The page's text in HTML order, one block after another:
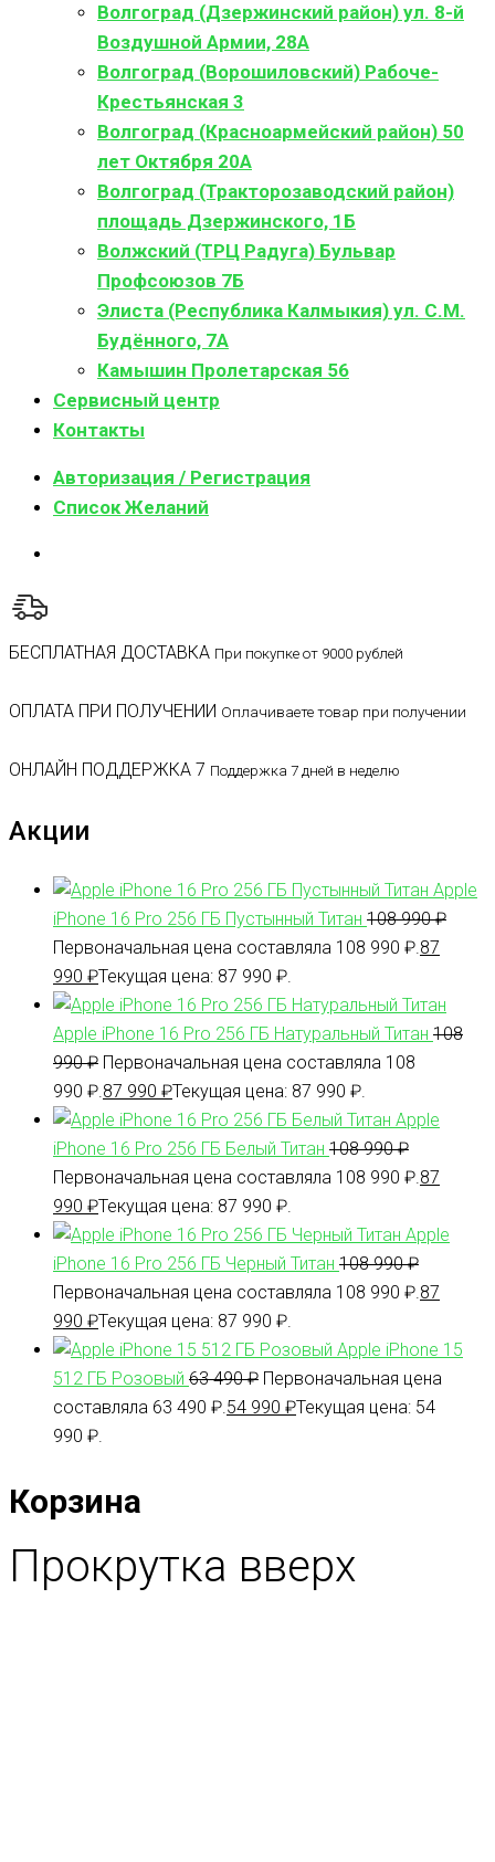
Волгоград (Дзержинский район) ул. 8-й
Воздушной Армии, 28А
Волгоград (Ворошиловский) Рабоче-
Крестьянская 3
Волгоград (Красноармейский район) 50
лет Октября 20А
Волгоград (Тракторозаводский район)
площадь Дзержинского, 1Б
Волжский (ТРЦ Радуга) Бульвар
Профсоюзов 7Б
Элиста (Республика Калмыкия) ул. С.М.
Будённого, 7А
Камышин Пролетарская 56
Сервисный центр
Контакты
Авторизация / Регистрация
Список Желаний
БЕСПЛАТНАЯ ДОСТАВКА При покупке от 9000 рублей
ОПЛАТА ПРИ ПОЛУЧЕНИИ Оплачиваете товар при получении
ОНЛАЙН ПОДДЕРЖКА 7 Поддержка 7 дней в неделю
Акции
Apple
iPhone 16 Pro 256 ГБ Пустынный Титан 108 990₽
Первоначальная цена составляла 108 990 ₽.87
990 ₽Текущая цена: 87 990 ₽.
Apple iPhone 16 Pro 256 ГБ Натуральный Титан 108
990₽ Первоначальная цена составляла 108
990 ₽.87 990 ₽Текущая цена: 87 990 ₽.
Apple
iPhone 16 Pro 256 ГБ Белый Титан 108 990₽
Первоначальная цена составляла 108 990 ₽.87
990 ₽Текущая цена: 87 990 ₽.
Apple
iPhone 16 Pro 256 ГБ Черный Титан 108 990₽
Первоначальная цена составляла 108 990 ₽.87
990 ₽Текущая цена: 87 990 ₽.
Apple iPhone 15
512 ГБ Розовый 63 490₽ Первоначальная цена
составляла 63 490 ₽.54 990 ₽Текущая цена: 54
990 ₽.
Корзина
Прокрутка вверх